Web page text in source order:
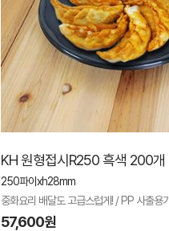
KH 원형접시R250 흑색 200개
250파이xh28mm
중화요리 배달도 고급스럽게! / PP 사출용기
57,600원